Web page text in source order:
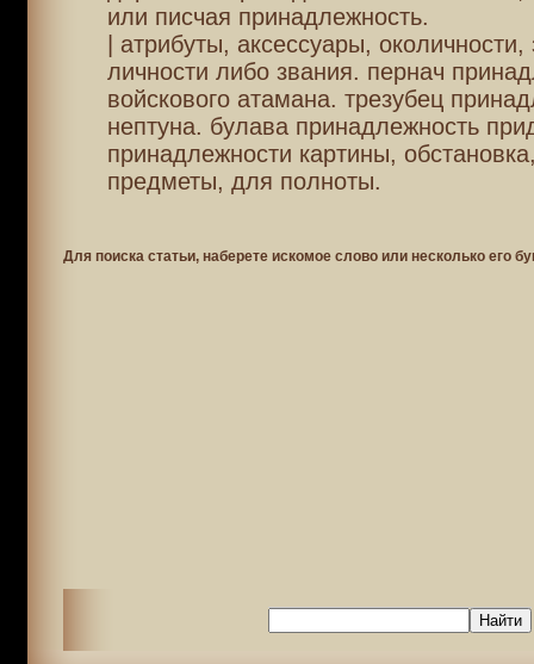
или писчая принадлежность.
| атрибуты, аксессуары, околичности,
личности либо звания. пернач
войскового атамана. трезубец
нептуна. булава принадлежность
принадлежности картины,
предметы, для полноты.
Для поиска статьи, наберете искомое слово или несколько его